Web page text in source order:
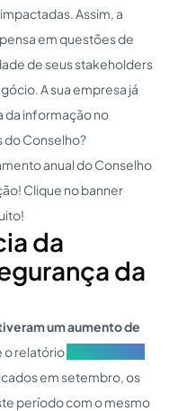
Assim, a
em questões de
de seus stakeholders
A sua empresa já
da informação no
do Conselho?
anual do Conselho
Clique no banner
da
da
um aumento de
o relatório
em setembro, os
período com o mesmo